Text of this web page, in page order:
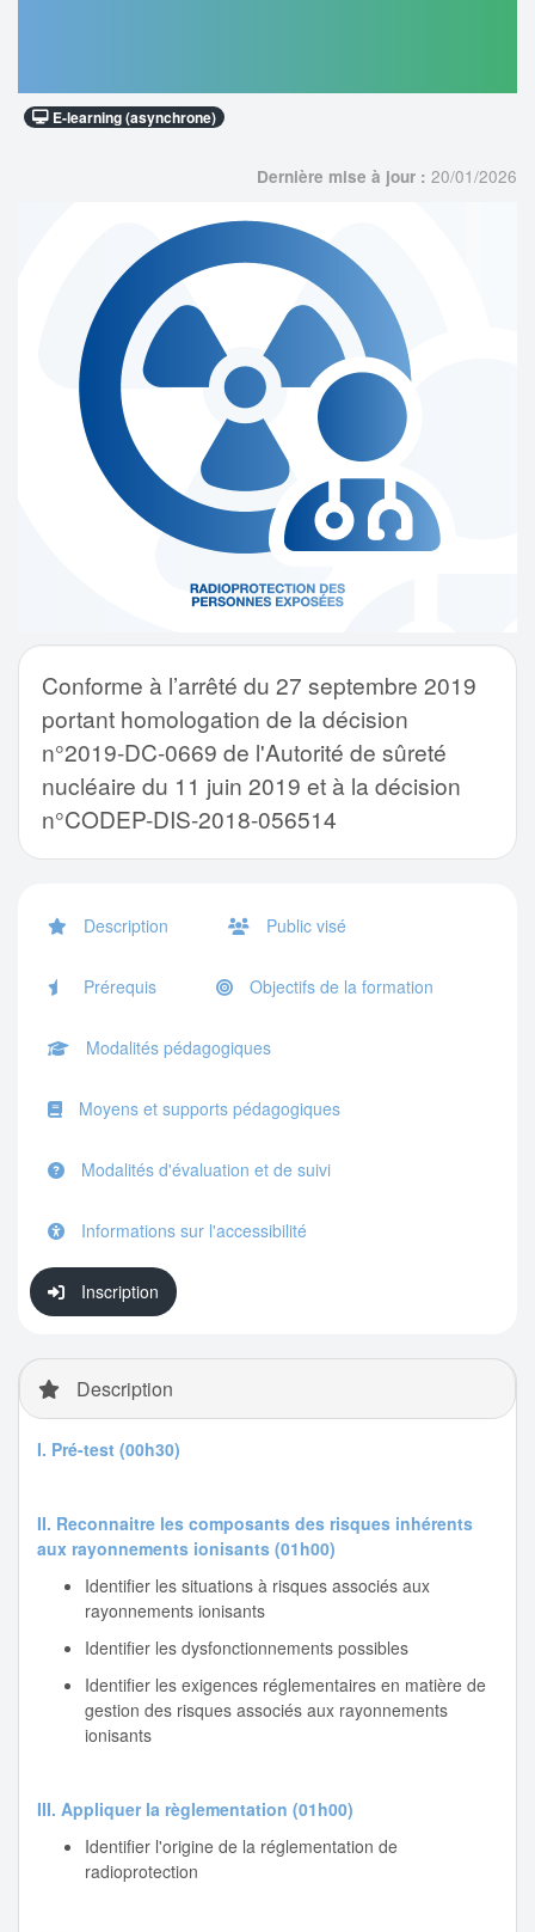
E-learning (asynchrone)
Dernière mise à jour : 20/01/2026
Conforme à l’arrêté du 27 septembre 2019
portant homologation de la décision
n°2019-DC-0669 de l'Autorité de sûreté
nucléaire du 11 juin 2019 et à la décision
n°CODEP-DIS-2018-056514
Description Public visé
Prérequis Objectifs de la formation
Modalités pédagogiques
Moyens et supports pédagogiques
Modalités d'évaluation et de suivi
Informations sur l'accessibilité
Inscription
Description
I. Pré-test (00h30)
II. Reconnaitre les composants des risques inhérents
aux rayonnements ionisants (01h00)
Identifier les situations à risques associés aux
rayonnements ionisants
Identifier les dysfonctionnements possibles
Identifier les exigences réglementaires en matière de
gestion des risques associés aux rayonnements
ionisants
III. Appliquer la règlementation (01h00)
Identifier l'origine de la réglementation de
radioprotection